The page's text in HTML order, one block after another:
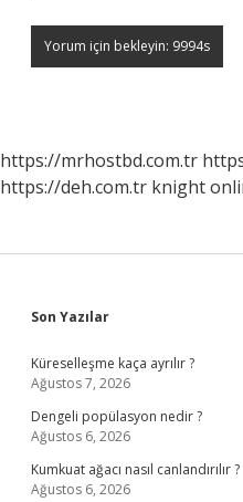
https://mrhostbd.com.tr
https://deh.com.tr knight
Sidebar
Son Yazılar
Küreselleşme kaça ayrılır ?
Ağustos 7, 2026
Dengeli popülasyon nedir ?
Ağustos 6, 2026
Kumkuat ağacı nasıl canlandırılır ?
Ağustos 6, 2026